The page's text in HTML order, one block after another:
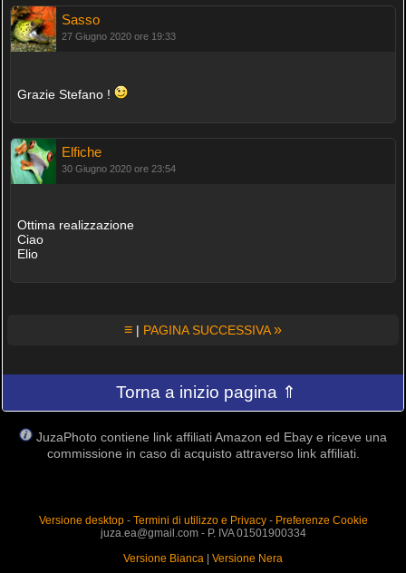
Sasso
27 Giugno 2020 ore 19:33
Grazie Stefano !
Elfiche
30 Giugno 2020 ore 23:54
Ottima realizzazione
Ciao
Elio
≡ | PAGINA SUCCESSIVA»
Torna a inizio pagina ⇑
JuzaPhoto contiene link affiliati Amazon ed Ebay e riceve una
commissione in caso di acquisto attraverso link affiliati.
Versione desktop- Termini di utilizzo e Privacy- Preferenze Cookie
juza.ea@gmail.com - P. IVA 01501900334
Versione Bianca
Versione Nera